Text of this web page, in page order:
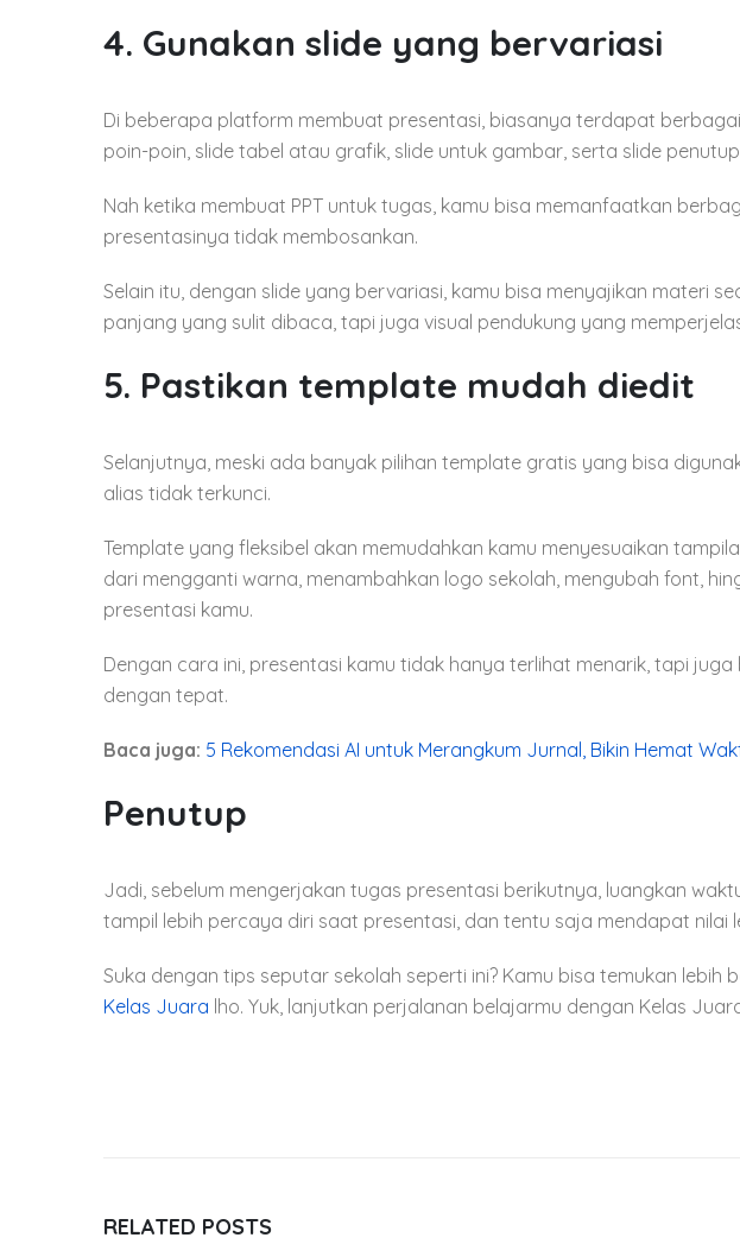
4. Gunakan slide yang bervariasi
Di beberapa platform membuat presentasi, biasanya terdapat berbagai
poin-poin, slide tabel atau grafik, slide untuk gambar, serta slide
Nah ketika membuat PPT untuk tugas, kamu bisa memanfaatkan
presentasinya tidak membosankan.
Selain itu, dengan slide yang bervariasi, kamu bisa menyajikan materi
panjang yang sulit dibaca, tapi juga visual pendukung yang
5. Pastikan template mudah diedit
Selanjutnya, meski ada banyak pilihan template gratis yang bisa
alias tidak terkunci.
Template yang fleksibel akan memudahkan kamu menyesuaikan
dari mengganti warna, menambahkan logo sekolah, mengubah font,
presentasi kamu.
Dengan cara ini, presentasi kamu tidak hanya terlihat menarik, tapi
dengan tepat.
Baca juga: 5 Rekomendasi AI untuk Merangkum Jurnal, Bikin Hemat
Penutup
Jadi, sebelum mengerjakan tugas presentasi berikutnya, luangkan
tampil lebih percaya diri saat presentasi, dan tentu saja mendapat nilai
Suka dengan tips seputar sekolah seperti ini? Kamu bisa temukan lebih
Kelas Juara lho. Yuk, lanjutkan perjalanan belajarmu dengan Kelas
RELATED POSTS